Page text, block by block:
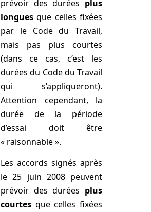
prévoir des durées plus
longuesque celles fixées
par le Code du Travail,
mais pas plus courtes
(dans ce cas, c’est les
durées du Code du Travail
qui s’appliqueront).
Attention cependant, la
durée de la période
d’essai doit être
« raisonnable ».
Les accords signés après
le 25 juin 2008 peuvent
prévoir des durées plus
courtesque celles fixées